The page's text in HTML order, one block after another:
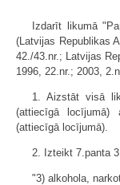
Izdarīt likumā
(Latvijas Republikas
42./43.nr.; Latvijas
1996, 22.nr.; 2003,
1. Aizstāt visā
(attiecīgā locījumā)
(attiecīgā locījumā).
2. Izteikt 7.panta
"3) alkohola,